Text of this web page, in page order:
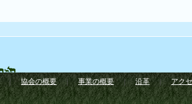
｜協会の概要｜事業の概要｜ 沿革｜アク